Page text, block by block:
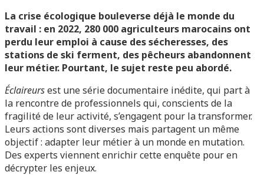
La crise écologique bouleverse déjà le monde du
travail : en 2022, 280 000 agriculteurs marocains ont
perdu leur emploi à cause des sécheresses, des
stations de ski ferment, des pêcheurs abandonnent
leur métier. Pourtant, le sujet reste peu abordé.
Éclaireursest une série documentaire inédite, qui part à
la rencontre de professionnels qui, conscients de la
fragilité de leur activité, s’engagent pour la transformer.
Leurs actions sont diverses mais partagent un même
objectif : adapter leur métier à un monde en mutation.
Des experts viennent enrichir cette enquête pour en
décrypter les enjeux.